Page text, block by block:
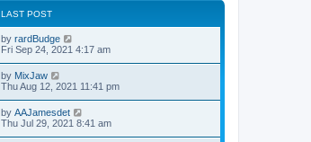
LAST POST
by rardBudge
Fri Sep 24, 2021 4:17 am
by MixJaw
Thu Aug 12, 2021 11:41 pm
by AAJamesdet
Thu Jul 29, 2021 8:41 am